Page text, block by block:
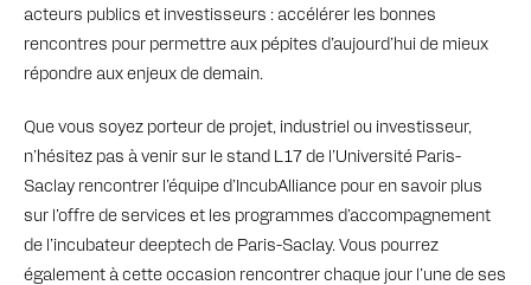
acteurs publics et investisseurs : accélérer les bonnes
rencontres pour permettre aux pépites d’aujourd’hui de mieux
répondre aux enjeux de demain.
Que vous soyez porteur de projet, industriel ou investisseur,
n’hésitez pas à venir sur le stand L17 de l’Université Paris-
Saclay rencontrer l’équipe d’IncubAlliance pour en savoir plus
sur l’offre de services et les programmes d’accompagnement
de l’incubateur deeptech de Paris-Saclay. Vous pourrez
également à cette occasion rencontrer chaque jour l’une de ses